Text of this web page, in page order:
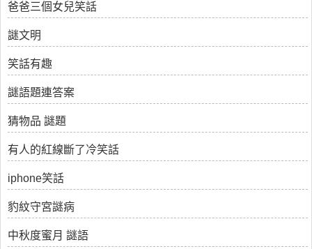
爸爸三個女兒笑話
謎文明
笑話有趣
謎語題連答案
猜物品 謎題
有人的紅線斷了冷笑話
iphone笑話
豹紋守宮謎病
中秋度蜜月 謎語